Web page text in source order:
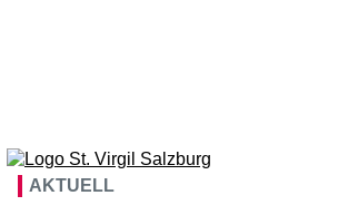
VIRGILhotel
AKTUELL